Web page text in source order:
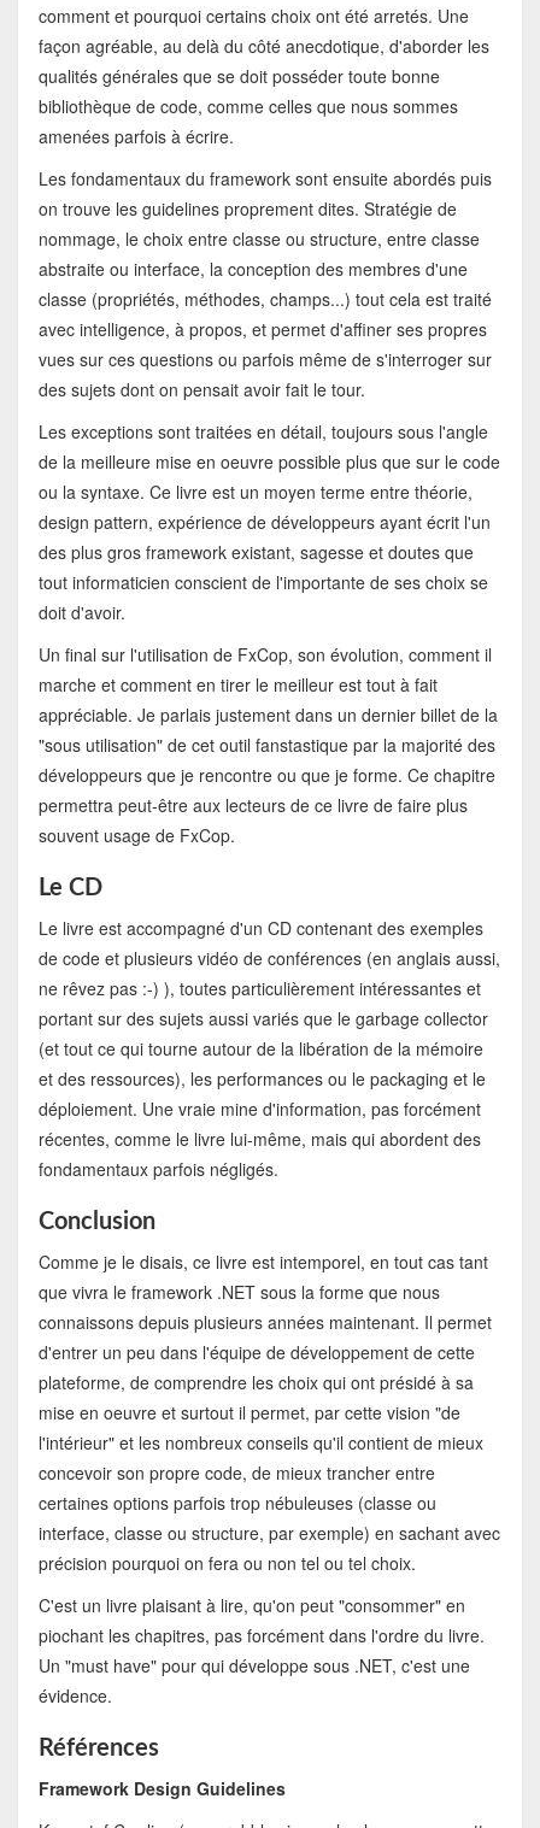
comment et pourquoi certains choix ont été arretés. Une
façon agréable, au delà du côté anecdotique, d'aborder les
qualités générales que se doit posséder toute bonne
bibliothèque de code, comme celles que nous sommes
amenées parfois à écrire.
Les fondamentaux du framework sont ensuite abordés puis
on trouve les guidelines proprement dites. Stratégie de
nommage, le choix entre classe ou structure, entre classe
abstraite ou interface, la conception des membres d'une
classe (propriétés, méthodes, champs...) tout cela est traité
avec intelligence, à propos, et permet d'affiner ses propres
vues sur ces questions ou parfois même de s'interroger sur
des sujets dont on pensait avoir fait le tour.
Les exceptions sont traitées en détail, toujours sous l'angle
de la meilleure mise en oeuvre possible plus que sur le code
ou la syntaxe. Ce livre est un moyen terme entre théorie,
design pattern, expérience de développeurs ayant écrit l'un
des plus gros framework existant, sagesse et doutes que
tout informaticien conscient de l'importante de ses choix se
doit d'avoir.
Un final sur l'utilisation de FxCop, son évolution, comment il
marche et comment en tirer le meilleur est tout à fait
appréciable. Je parlais justement dans un dernier billet de la
"sous utilisation" de cet outil fanstastique par la majorité des
développeurs que je rencontre ou que je forme. Ce chapitre
permettra peut-être aux lecteurs de ce livre de faire plus
souvent usage de FxCop.
Le CD
Le livre est accompagné d'un CD contenant des exemples
de code et plusieurs vidéo de conférences (en anglais aussi,
ne rêvez pas :-) ), toutes particulièrement intéressantes et
portant sur des sujets aussi variés que le garbage collector
(et tout ce qui tourne autour de la libération de la mémoire
et des ressources), les performances ou le packaging et le
déploiement. Une vraie mine d'information, pas forcément
récentes, comme le livre lui-même, mais qui abordent des
fondamentaux parfois négligés.
Conclusion
Comme je le disais, ce livre est intemporel, en tout cas tant
que vivra le framework .NET sous la forme que nous
connaissons depuis plusieurs années maintenant. Il permet
d'entrer un peu dans l'équipe de développement de cette
plateforme, de comprendre les choix qui ont présidé à sa
mise en oeuvre et surtout il permet, par cette vision "de
l'intérieur" et les nombreux conseils qu'il contient de mieux
concevoir son propre code, de mieux trancher entre
certaines options parfois trop nébuleuses (classe ou
interface, classe ou structure, par exemple) en sachant avec
précision pourquoi on fera ou non tel ou tel choix.
C'est un livre plaisant à lire, qu'on peut "consommer" en
piochant les chapitres, pas forcément dans l'ordre du livre.
Un "must have" pour qui développe sous .NET, c'est une
évidence.
Références
Framework Design Guidelines